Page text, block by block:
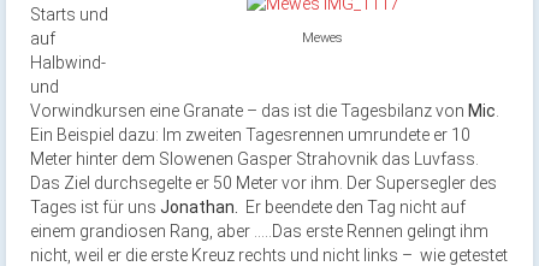
Mewes
Starts und
auf
Halbwind-
und
Vorwindkursen eine Granate – das ist die Tagesbilanz von Mic
Ein Beispiel dazu: Im zweiten Tagesrennen umrundete er 10
Meter hinter dem Slowenen Gasper Strahovnik das Luvfass.
Das Ziel durchsegelte er 50 Meter vor ihm. Der Supersegler des
Tages ist für uns Jonathan.
Er beendete den Tag nicht auf
einem grandiosen Rang, aber …..Das erste Rennen gelingt ihm
nicht, weil er die erste Kreuz rechts und nicht links – wie getestet